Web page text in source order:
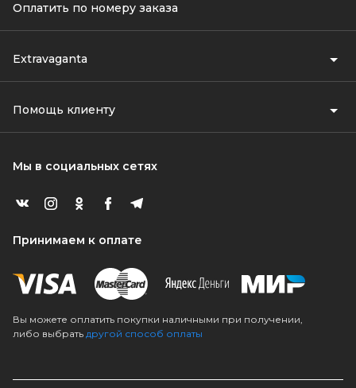
Оплатить по номеру заказа
Extravaganta
Помощь клиенту
Мы в социальных сетях
Принимаем к оплате
Вы можете оплатить покупки наличными при получении,
либо выбрать другой способ оплаты